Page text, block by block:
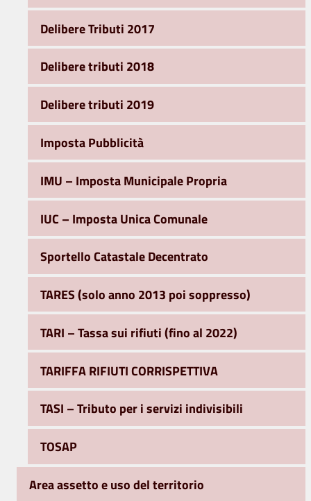
Delibere Tributi 2017
Delibere tributi 2018
Delibere tributi 2019
Imposta Pubblicità
IMU – Imposta Municipale Propria
IUC – Imposta Unica Comunale
Sportello Catastale Decentrato
TARES (solo anno 2013 poi soppresso)
TARI – Tassa sui rifiuti (fino al 2022)
TARIFFA RIFIUTI CORRISPETTIVA
TASI – Tributo per i servizi indivisibili
TOSAP
Area assetto e uso del territorio